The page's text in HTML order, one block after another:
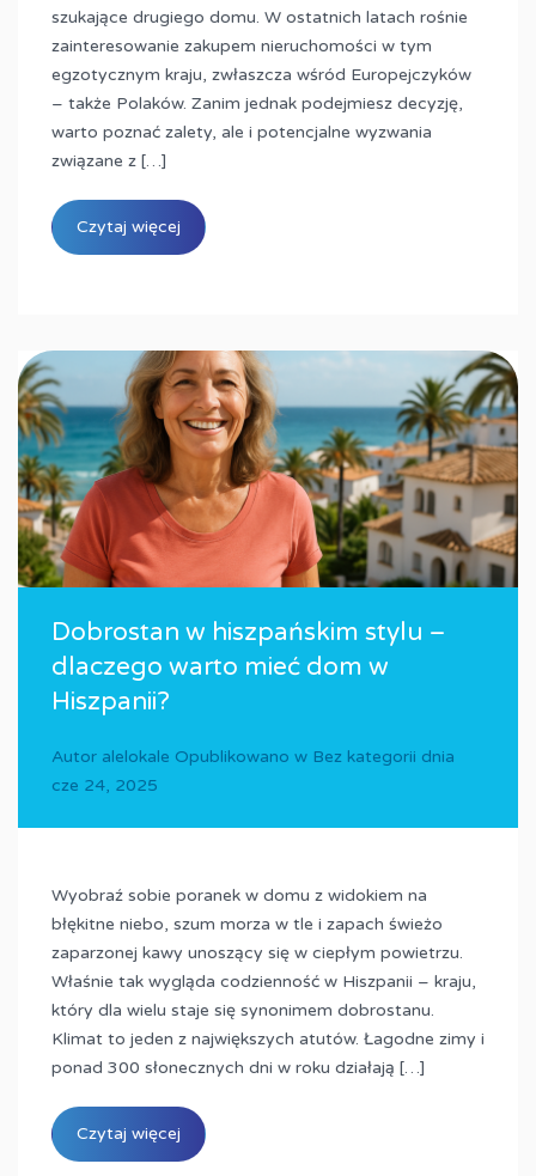
szukające drugiego domu. W ostatnich latach rośnie
zainteresowanie zakupem nieruchomości w tym
egzotycznym kraju, zwłaszcza wśród Europejczyków
– także Polaków. Zanim jednak podejmiesz decyzję,
warto poznać zalety, ale i potencjalne wyzwania
związane z […]
Czytaj więcej
Dobrostan w hiszpańskim stylu –
dlaczego warto mieć dom w
Hiszpanii?
Autor alelokale Opublikowano w Bez kategorii dnia
cze 24, 2025
Wyobraź sobie poranek w domu z widokiem na
błękitne niebo, szum morza w tle i zapach świeżo
zaparzonej kawy unoszący się w ciepłym powietrzu.
Właśnie tak wygląda codzienność w Hiszpanii – kraju,
który dla wielu staje się synonimem dobrostanu.
Klimat to jeden z największych atutów. Łagodne zimy i
ponad 300 słonecznych dni w roku działają […]
Czytaj więcej